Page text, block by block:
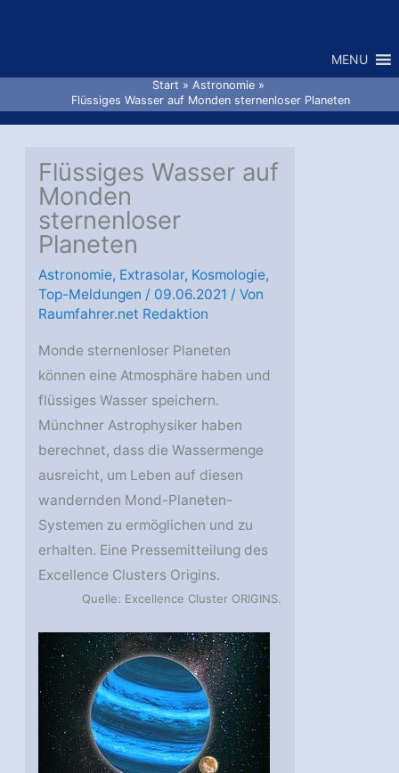
MENU
Start
Astronomie
Flüssiges Wasser auf Monden sternenloser Planeten
Flüssiges Wasser auf
Monden
sternenloser
Planeten
Astronomie, Extrasolar, Kosmologie,
Top-Meldungen / 09.06.2021 / Von
Raumfahrer.net Redaktion
Monde sternenloser Planeten
können eine Atmosphäre haben und
flüssiges Wasser speichern.
Münchner Astrophysiker haben
berechnet, dass die Wassermenge
ausreicht, um Leben auf diesen
wandernden Mond-Planeten-
Systemen zu ermöglichen und zu
erhalten. Eine Pressemitteilung des
Excellence Clusters Origins.
Quelle: Excellence Cluster ORIGINS.